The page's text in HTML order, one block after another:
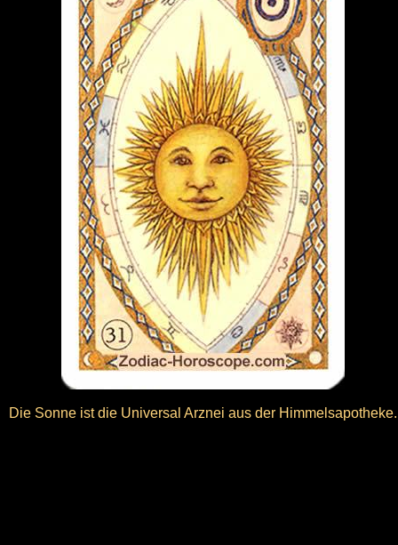
Die Sonne ist die Universal Arznei aus der Himmelsapotheke.